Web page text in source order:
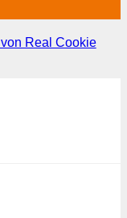
Real Cookie